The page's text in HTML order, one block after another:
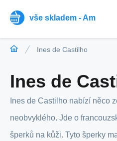
vše skladem - Am
Ines de Castilho
Ines de
Ines de Castilho nabízí něco
neobvyklého. Jde o
šperků na kůži. Tyto šperky